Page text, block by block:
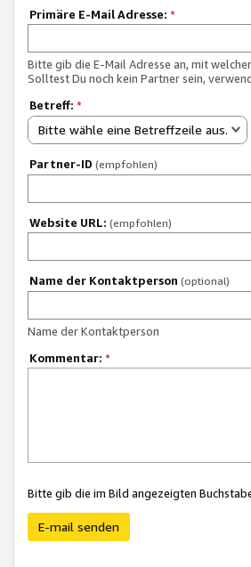
Primäre E-Mail Adresse: *
Bitte gib die E-Mail Adresse an, mit
Solltest Du noch kein Partner sein,
Betreff: *
Bitte wähle eine Betreffzeile aus.
Partner-ID (empfohlen)
Website URL: (empfohlen)
Name der Kontaktperson (optional)
Name der Kontaktperson
Kommentar: *
Bitte gib die im Bild angezeigten
E-mail senden